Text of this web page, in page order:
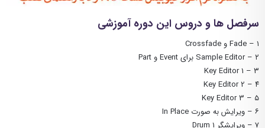
سرفصل ها و دروس این دوره آموزشی
۱ – Fade و Crossfade
۲ – Sample Editor برای Event‌ و Part
۳ – Key Editor 1
۴ – Key Editor 2
۵ – Key Editor 3
۶ – ویرایش به صورت In Place
۷ – ویرایشگر Drum 1